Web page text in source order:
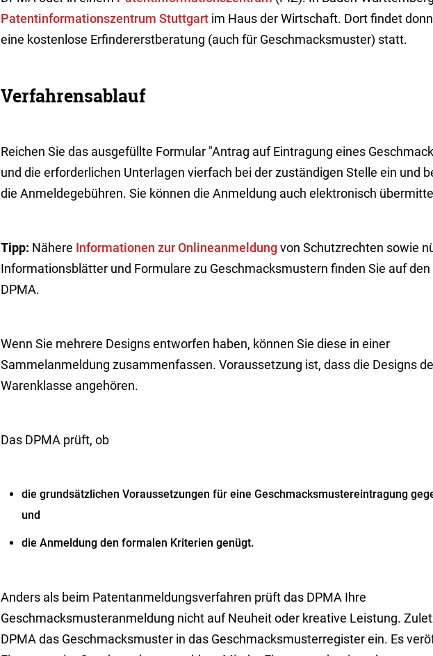
Patentinformationszentrum Stuttgartim Haus der Wirtschaft. Dort findet
eine kostenlose Erfindererstberatung (auch für Geschmacksmuster) statt.
Verfahrensablauf
Reichen Sie das ausgefüllte Formular "Antrag auf Eintragung eines
und die erforderlichen Unterlagen vierfach bei der zuständigen Stelle ein und
die Anmeldegebühren. Sie können die Anmeldung auch elektronisch
Tipp: Nähere Informationen zur Onlineanmeldungvon Schutzrechten sowie
Informationsblätter und Formulare zu Geschmacksmustern finden Sie auf den
DPMA.
Wenn Sie mehrere Designs entworfen haben, können Sie diese in einer
Sammelanmeldung zusammenfassen. Voraussetzung ist, dass die Designs
Warenklasse angehören.
Das DPMA prüft, ob
die grundsätzlichen Voraussetzungen für eine Geschmacksmustereintragung
und
die Anmeldung den formalen Kriterien genügt.
Anders als beim Patentanmeldungsverfahren prüft das DPMA Ihre
Geschmacksmusteranmeldung nicht auf Neuheit oder kreative Leistung.
DPMA das Geschmacksmuster in das Geschmacksmusterregister ein. Es